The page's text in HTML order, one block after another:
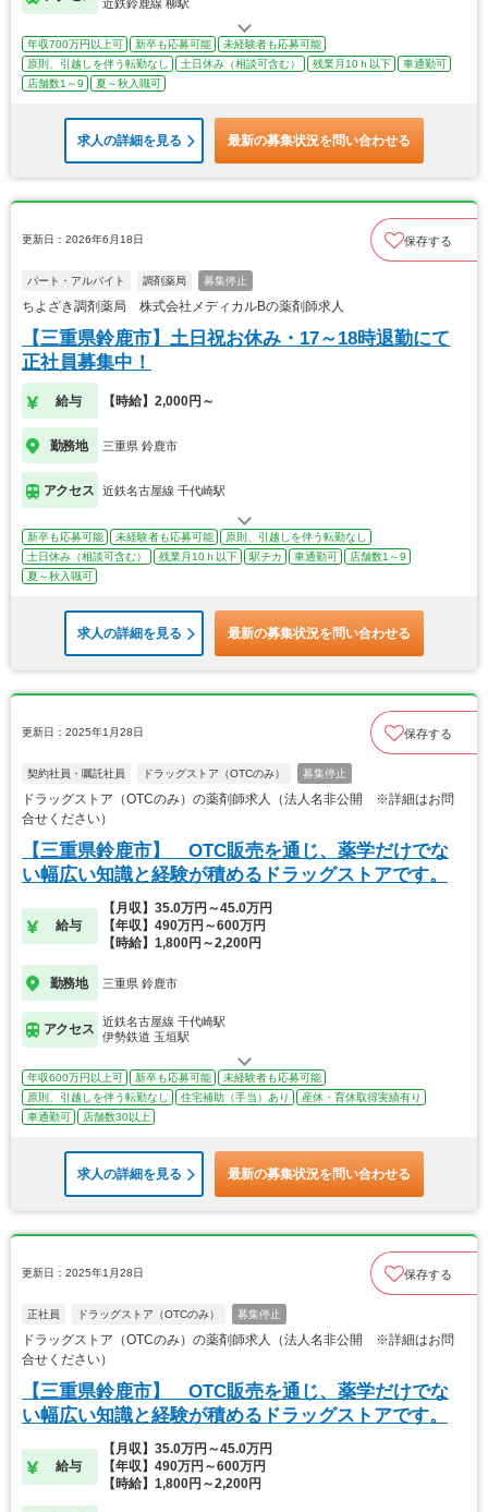
近鉄鈴鹿線 柳駅
年収700万円以上可 新卒も応募可能
未経験者も応募可能
原則、引越しを伴う転勤なし
土日休み（相談可含む） 残業月10ｈ以下
車通勤可
店舗数1～9
夏～秋入職可
求人の詳細を見る 最新の募集状況を問い合わせる
更新日：2026年6月18日 保存する
パート・アルバイト 調剤薬局 募集停止
ちよざき調剤薬局 株式会社メディカルBの薬剤師求人
【三重県鈴鹿市】土日祝お休み・17～18時退勤にて
正社員募集中！
給与 【時給】2,000円～
勤務地 三重県 鈴鹿市
アクセス 近鉄名古屋線 千代崎駅
新卒も応募可能 未経験者も応募可能
原則、引越しを伴う転勤なし
土日休み（相談可含む）
残業月10ｈ以下 駅チカ 車通勤可
店舗数1～9
夏～秋入職可
求人の詳細を見る 最新の募集状況を問い合わせる
更新日：2025年1月28日 保存する
契約社員・嘱託社員 ドラッグストア（OTCのみ） 募集停止
ドラッグストア（OTCのみ）の薬剤師求人（法人名非公開 ※詳細はお問
合せください）
【三重県鈴鹿市】 OTC販売を通じ、薬学だけでな
い幅広い知識と経験が積めるドラッグストアです。
給与
【月収】35.0万円～45.0万円
【年収】490万円～600万円
【時給】1,800円～2,200円
勤務地 三重県 鈴鹿市
アクセス
近鉄名古屋線 千代崎駅
伊勢鉄道 玉垣駅
年収600万円以上可 新卒も応募可能
未経験者も応募可能
原則、引越しを伴う転勤なし
住宅補助（手当）あり
産休・育休取得実績有り
車通勤可
店舗数30以上
求人の詳細を見る 最新の募集状況を問い合わせる
更新日：2025年1月28日 保存する
正社員 ドラッグストア（OTCのみ） 募集停止
ドラッグストア（OTCのみ）の薬剤師求人（法人名非公開 ※詳細はお問
合せください）
【三重県鈴鹿市】 OTC販売を通じ、薬学だけでな
い幅広い知識と経験が積めるドラッグストアです。
給与
【月収】35.0万円～45.0万円
【年収】490万円～600万円
【時給】1,800円～2,200円